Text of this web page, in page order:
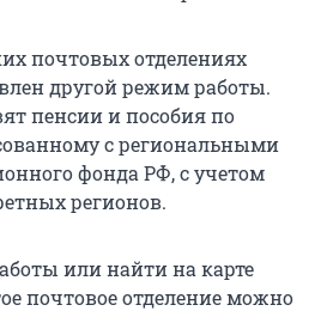
почтовых отделениях
другой режим работы.
пенсии и пособия по
с региональными
фонда РФ, с учетом
регионов.
или найти на карте
почтовое отделение можно